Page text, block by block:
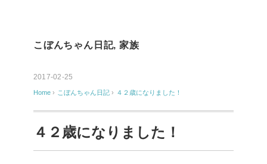
こぼんちゃん日記,家族
2017-02-25
Home › こぼんちゃん日記 › ４２歳になりました！
４２歳になりました！